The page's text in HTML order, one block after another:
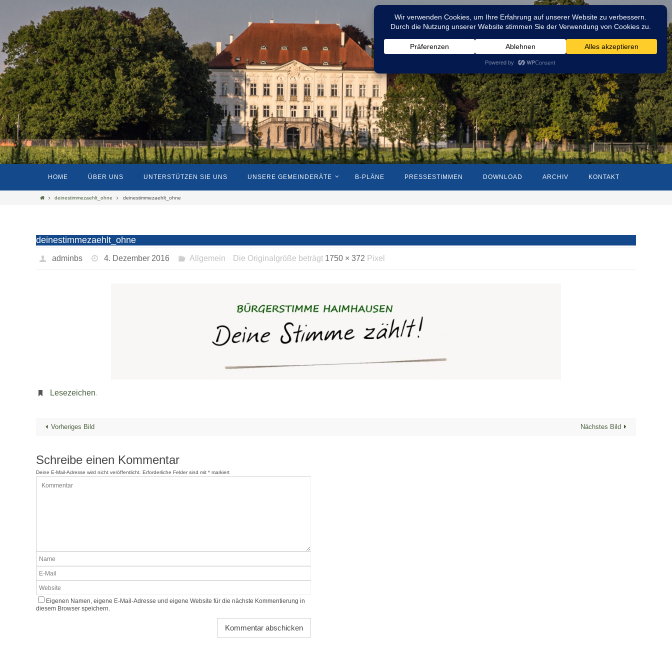
HOME ÜBER UNS UNTERSTÜTZEN SIE UNS UNSERE GEMEINDERÄTE B-PLÄNE PRESSESTIMMEN DOWNLOAD ARCHIV KONTAKT
Startdeinestimmezaehlt_ohne deinestimmezaehlt_ohne
deinestimmezaehlt_ohne
adminbs 4. Dezember 2016 Allgemein Die Originalgröße beträgt 1750 × 372 Pixel
Lesezeichen.
Vorheriges Bild Nächstes Bild
Schreibe einen Kommentar
Deine E-Mail-Adresse wird nicht veröffentlicht. Erforderliche Felder sind mit * markiert
Eigenen Namen, eigene E-Mail-Adresse und eigene Website für die nächste Kommentierung in
diesem Browser speichern.